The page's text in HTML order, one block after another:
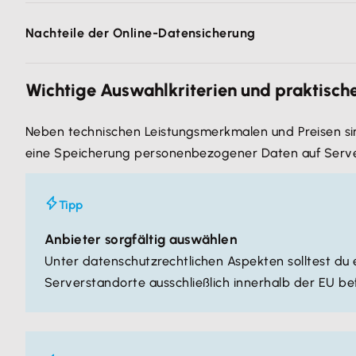
Seriöse Anbieter verfügen meist über
Es wird kein eigenes Know-how benötigt.
Nachteile der Online-Datensicherung
Risiko, dass bei Störungen der
Risiko, dass der Dienstanbieter sein Angebot
Risiko, dass auf die Daten außerhalb des
Es muss sichergestellt sein, dass die Online-
Wichtige Auswahlkriterien und
Neben technischen Leistungsmerkmalen und Preisen
eine Speicherung personenbezogener Daten auf
Tipp
Anbieter sorgfältig auswählen
Unter datenschutzrechtlichen Aspekten solltest du
Serverstandorte ausschließlich innerhalb der EU